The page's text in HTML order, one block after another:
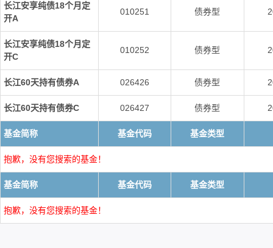
长江安享纯债18个月定
开A
010251 债券型
长江安享纯债18个月定
开C
010252 债券型
长江60天持有债券A 026426 债券型
长江60天持有债券C 026427 债券型
基金简称 基金代码 基金类型
抱歉，没有您搜索的基金！
基金简称 基金代码 基金类型
抱歉，没有您搜索的基金！